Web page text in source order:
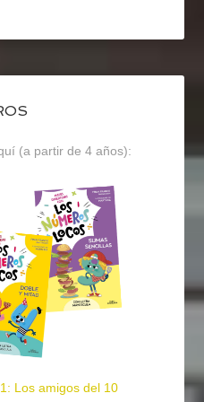
(a partir de 4 años):
Los amigos del 10